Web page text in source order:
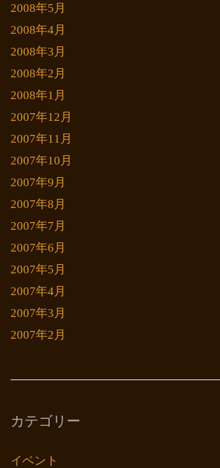
2008年5月
2008年4月
2008年3月
2008年2月
2008年1月
2007年12月
2007年11月
2007年10月
2007年9月
2007年8月
2007年7月
2007年6月
2007年5月
2007年4月
2007年3月
2007年2月
カテゴリー
イベント